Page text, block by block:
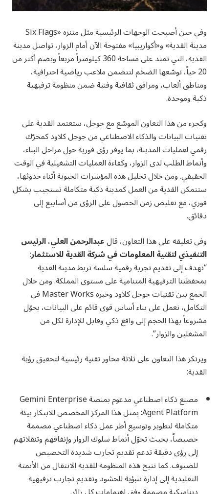
وفي حين أصبحت الوجهات الرئيسية مثل متنزه «Six Flags
مدينة القدية» و«أكواريبيا» مفتوحة الآن أمام الزوار، تواصل مدينة
القدية، التي تمتد على مساحة 360 كيلومتراً مربعاً ويضم أكثر من
20 حياً، توسّعها الضخم لتتضمن ملاعب رياضية احترافية،
ومناطق ألعاب، ومرافق ثقافية وفنية ضمن منظومة ترفيهية
ذكية وموحدة.
وكجزء من هذا التعاون الموسّع مع جوجل، ستعتمد القدية على
تقنيات البيانات والذكاء الاصطناعي من جوجل كلاود كمحرّك
رقمي لعمليات المدينة، بما يوفر رؤى فورية حول مراحل البناء،
وأنماط الطلب لدى الزوار، وكفاءة العمليات التشغيلية في الوقت
الحقيقي. ومن خلال تحليل هذه المؤشرات الحيوية أثناء حدوثها،
ستتمكن القدية من العمل كمدينة ذكية متكاملة تستجيب بشكل
فوري، مع تقليص زمن الحصول على الرؤى من أسابيع إلى
دقائق.
وفي تعليقه على هذا التعاون، قالعبدالرحمن العلي، الرئيس
التنفيذي لتقنية المعلومات في شركة القدية للاستثمار:
“نهدف إلى تقديم تجربة رقمية سلسة تربط مدينة القدية
بمحفظتنا الترفيهية المتنامية على مستوى المملكة. ومن خلال
الجمع بين تقنيات جوجل كلاود وخبرة Master Works في
التكامل، نعمل على بناء أساس قوي قائم على البيانات، يحوّل
مشروعاً بهذا الحجم إلى واقع ذكي وقابل للإدارة لكل من
المشغلين والزوار”.
ويرتكز هذا التعاون على ثلاثة محاور تقنية رئيسية لتحقيق رؤية
القدية:
مصنع ذكاء اصطناعي مدعوم بمنصة Gemini Enterprise
Agent Platform: يمثل هذا المركز المخصص للابتكار بيئة
متكاملة لتطوير وتوسيع أطر عمل ذكاء اصطناعي مصممة
خصيصاً، بحيث تحوّل أنماط سلوك الزوار وإنفاقهم وتنقلاتهم
إلى رؤى دقيقة تدعم تقديم تجارب شديدة التخصيص
للضيوف. كما تتيح هذه المنظومة للقدية الانتقال من الأتمتة
التقليدية إلى إدارة تنبؤية للحشود وتقديم تجارب ترفيهية